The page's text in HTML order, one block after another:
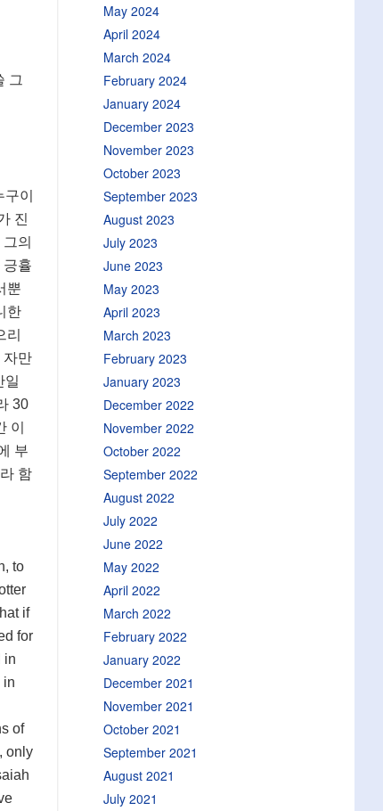
그
이
진
의
긍휼
뿐
한
리
자만
일
30
이
부
함
to
if
for
in
in
of
only
May 2024
April 2024
March 2024
February 2024
January 2024
December 2023
November 2023
October 2023
September 2023
August 2023
July 2023
June 2023
May 2023
April 2023
March 2023
February 2023
January 2023
December 2022
November 2022
October 2022
September 2022
August 2022
July 2022
June 2022
May 2022
April 2022
March 2022
February 2022
January 2022
December 2021
November 2021
October 2021
September 2021
August 2021
July 2021